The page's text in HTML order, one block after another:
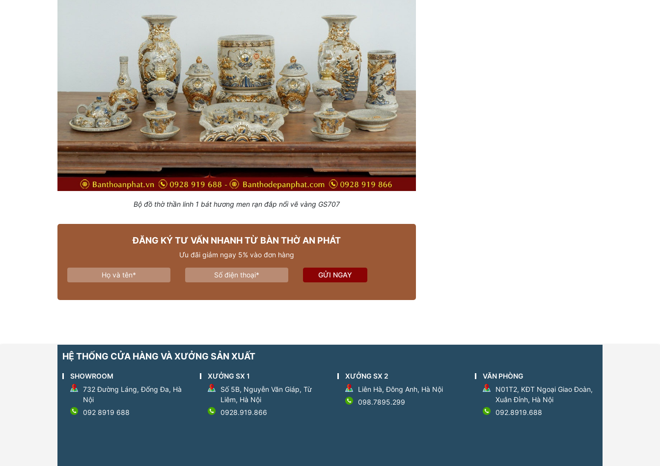
Bộ đồ thờ thần linh 1 bát hương men rạn đắp nổi vẽ vàng GS707
ĐĂNG KÝ TƯ VẤN NHANH TỪ BÀN THỜ AN PHÁT
Ưu đãi giảm ngay 5% vào đơn hàng
GỬI NGAY
HỆ THỐNG CỬA HÀNG VÀ XƯỞNG SẢN XUẤT
SHOWROOM
732 Đường Láng, Đống Đa, Hà
Nội
092 8919 688
XƯỞNG SX 1
Số 5B, Nguyễn Văn Giáp, Từ
Liêm, Hà Nội
0928.919.866
XƯỞNG SX 2
Liên Hà, Đông Anh, Hà Nội
098.7895.299
VĂN PHÒNG
N01T2, KĐT Ngoại Giao Đoàn,
Xuân Đỉnh, Hà Nội
092.8919.688